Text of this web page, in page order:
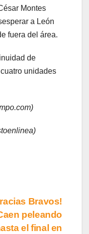
Montes
a León
fuera del área.
de
unidades
Bravos!
peleando
el final en